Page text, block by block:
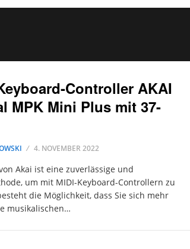
Controller AKAI
MPK Mini Plus mit 37-
4. NOVEMBER 2022
Akai ist eine zuverlässige und
um mit MIDI-Keyboard-Controllern zu
die Möglichkeit, dass Sie sich mehr
musikalischen…